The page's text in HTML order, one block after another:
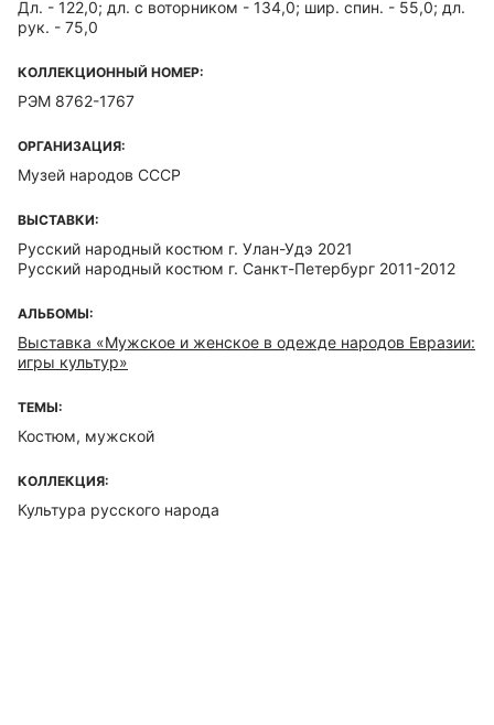
Дл. - 122,0; дл. с воторником - 134,0; шир. спин. - 55,0; дл.
рук. - 75,0
КОЛЛЕКЦИОННЫЙ НОМЕР:
РЭМ 8762-1767
ОРГАНИЗАЦИЯ:
Музей народов СССР
ВЫСТАВКИ:
Русский народный костюм г. Улан-Удэ 2021
Русский народный костюм г. Санкт-Петербург 2011-2012
АЛЬБОМЫ:
Выставка «Мужское и женское в одежде народов Евразии:
игры культур»
ТЕМЫ:
Костюм, мужской
КОЛЛЕКЦИЯ:
Культура русского народа